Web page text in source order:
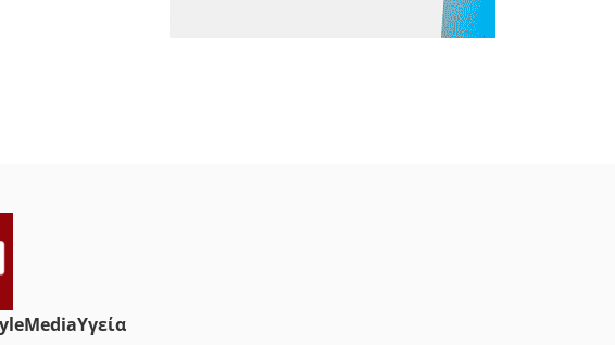
MediaYγεία